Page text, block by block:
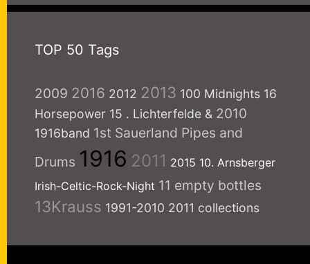
TOP 50 Tags
2009 2016 2012 2013 100 Midnights 16
Horsepower 15 . Lichterfelde & 2010
1916band 1st Sauerland Pipes and
Drums 1916 2011 2015 10. Arnsberger
Irish-Celtic-Rock-Night 11 empty bottles
13Krauss 1991-2010 2011 collections